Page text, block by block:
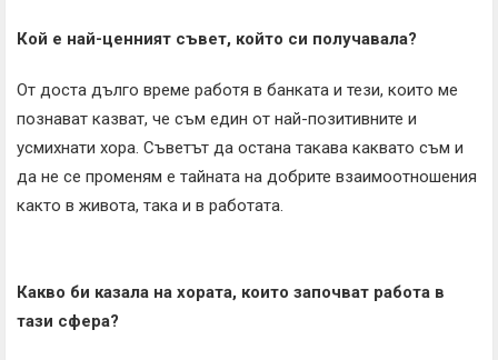
Кой е най-ценният съвет, който си получавала?
От доста дълго време работя в банката и тези, които ме
познават казват, че съм един от най-позитивните и
усмихнати хора. Съветът да остана такава каквато съм и
да не се променям е тайната на добрите взаимоотношения
както в живота, така и в работата.
Какво би казала на хората, които започват работа в
тази сфера?